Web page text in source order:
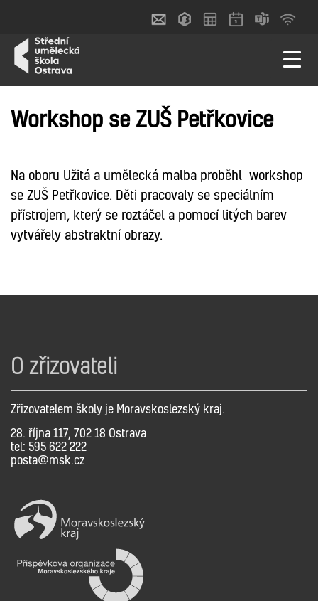
Workshop se ZUŠ Petřkovice
Na oboru Užitá a umělecká malba proběhl workshop
se ZUŠ Petřkovice. Děti pracovaly se speciálním
přístrojem, který se roztáčel a pomocí litých barev
vytvářely abstraktní obrazy.
O zřizovateli
Zřizovatelem školy je Moravskoslezský kraj.
28. října 117, 702 18 Ostrava
tel: 595 622 222
posta@msk.cz